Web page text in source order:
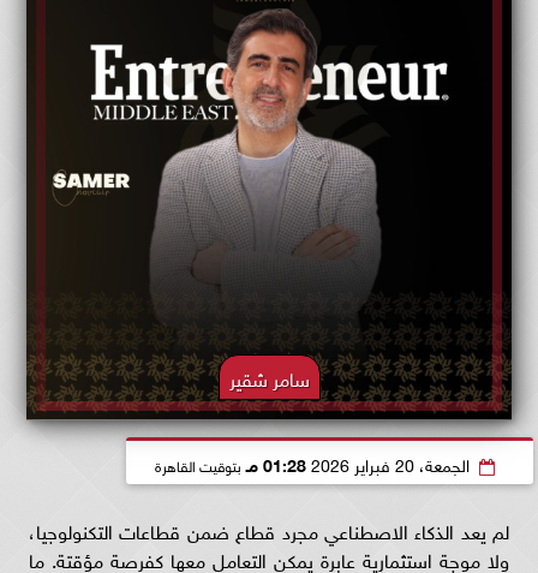
سامر شقير
الجمعة، 20 فبراير 2026 01:28 مـ بتوقيت القاهرة
لم يعد الذكاء الاصطناعي مجرد قطاع ضمن قطاعات التكنولوجيا،
ولا موجة استثمارية عابرة يمكن التعامل معها كفرصة مؤقتة. ما